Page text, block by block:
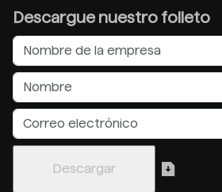
Descargue nuestro folleto